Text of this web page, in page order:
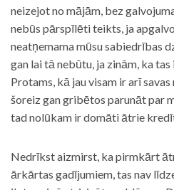
neizejot no mājām, bez
nebūs pārspīlēti teikts, ja
neatņemama mūsu sabiedrības
gan lai tā nebūtu, ja zinām, ka
Protams, kā jau visam ir arī
šoreiz gan gribētos parunāt par
tad nolūkam ir domāti ātrie
Nedrīkst aizmirst, ka pirmkārt
ārkārtas gadījumiem, tas nav